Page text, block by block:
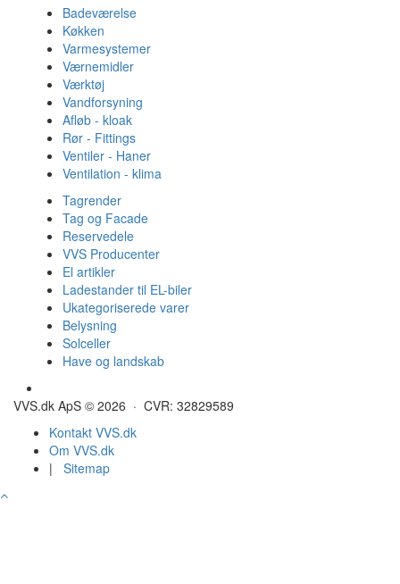
Badeværelse
Køkken
Varmesystemer
Værnemidler
Værktøj
Vandforsyning
Afløb - kloak
Rør - Fittings
Ventiler - Haner
Ventilation - klima
Tagrender
Tag og Facade
Reservedele
VVS Producenter
El artikler
Ladestander til EL-biler
Ukategoriserede varer
Belysning
Solceller
Have og landskab
VVS.dk ApS © 2026 · CVR: 32829589
Kontakt VVS.dk
Om VVS.dk
| Sitemap